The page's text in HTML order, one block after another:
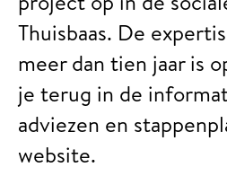
Thuisbaas. De
meer dan tien jaar is
je terug in de
adviezen en
website.